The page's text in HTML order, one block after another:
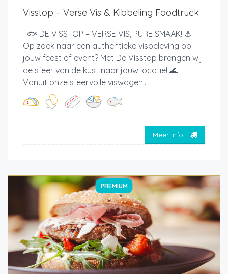
Visstop – Verse Vis & Kibbeling Foodtruck
🐟 DE VISSTOP – VERSE VIS, PURE SMAAK! ⚓
Op zoek naar een authentieke visbeleving op
jouw feest of event? Met De Visstop brengen wij
de sfeer van de kust naar jouw locatie! 🌊
Vanuit onze sfeervolle viswagen...
Meer info
PREMIUM